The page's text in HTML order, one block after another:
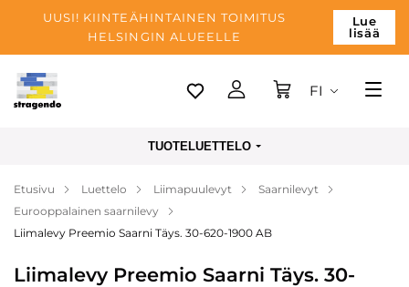
UUSI! KIINTEÄHINTAINEN TOIMITUS
HELSINGIN ALUEELLE
Lue
lisää
Tallinn
Maksu
Yrityksen
Blogi
FI
TUOTELUETTELO
Etusivu Luettelo Liimapuulevyt
Saarnilevyt
Eurooppalainen saarnilevy
Liimalevy Preemio Saarni Täys. 30-620-1900 AB
Liimalevy Preemio Saarni Täys. 30-